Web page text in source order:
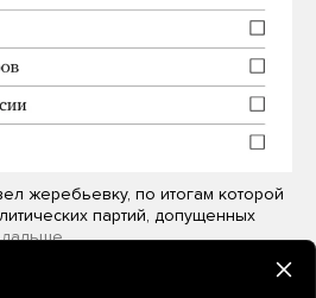
жеребьевку, по итогам которой
партий, допущенных
дальше